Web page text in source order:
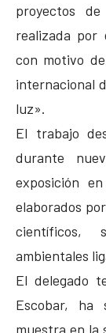
proyectos
realizada por
con motivo
internacional
luz».
El trabajo
durante
exposición
elaborados
científicos,
ambientales
El delegado
Escobar, ha
muestra en la